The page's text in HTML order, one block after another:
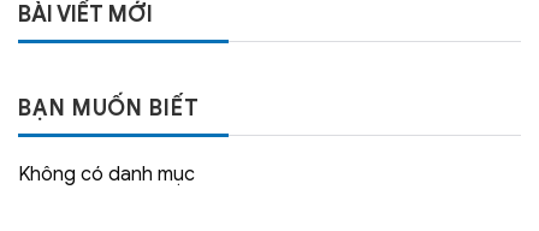
BÀI VIẾT MỚI
BẠN MUỐN BIẾT
Không có danh mục